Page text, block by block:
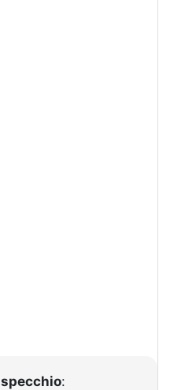
specchio: